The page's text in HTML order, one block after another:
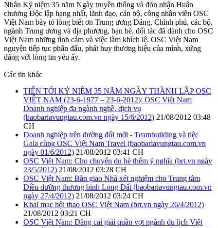
Nhân Kỷ niệm 35 năm Ngày truyền thống và đón nhận Huân
chương Ðộc lập hạng nhất, lãnh đạo, cán bộ, công nhân viên OSC
Việt Nam bày tỏ lòng biết ơn Trung ương Ðảng, Chính phủ, các bộ,
ngành Trung ương và địa phương, bạn bè, đối tác đã dành cho OSC
Việt Nam những tình cảm và việc làm khích lệ. OSC Việt Nam
nguyện tiếp tục phấn đấu, phát huy thương hiệu của mình, xứng
đáng với lòng tin yêu ấy.
Các tin khác
TIẾN TỚI KỶ NIỆM 35 NĂM NGÀY THÀNH LẬP OSC
VIỆT NAM (23-6-1977 – 23-6-2012): OSC Việt Nam
Doanh nghiệp đa ngành nghề, dịch vụ
(baobariavungtau.com.vn ngày 15/6/2012) 21/08/2012 03:48
CH
Doanh nghiệp trên đường đổi mới - Teambuilding và tiệc
Gala cùng OSC Việt Nam Travel (baobariavungtau.com.vn
ngày 01/6/2012) 21/08/2012 03:41 CH
OSC Việt Nam: Cho chuyến du hè thêm ý nghĩa (brt.vn ngày
23/5/2012) 21/08/2012 03:28 CH
OSC Việt Nam: Bàn giao Nhà xét nghiệm cho Trung tâm
Điều dưỡng thương binh Long Đất (baobariavungtau.com.vn
ngày 27/4/2012) 21/08/2012 03:24 CH
Khai mạc hội thao OSC Việt Nam (brt.vn ngày 26/4/2012)
21/08/2012 03:21 CH
OSC Việt Nam: Đăng cai giải quần vợt ngành du lịch Việt